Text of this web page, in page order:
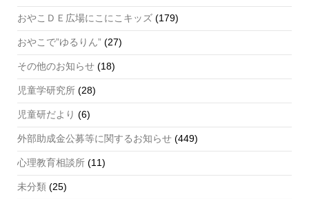
n
el
おやこＤＥ広場にこにこキッズ (179)
おやこで”ゆるりん” (27)
その他のお知らせ (18)
児童学研究所 (28)
児童研だより (6)
外部助成金公募等に関するお知らせ (449)
心理教育相談所 (11)
未分類 (25)